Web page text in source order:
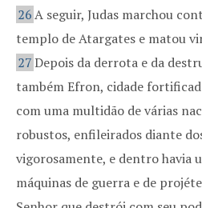
26A seguir, Judas marchou
templo de Atargates e matou
27Depois da derrota e da
também Efron, cidade
com uma multidão de várias
robustos, enfileirados diante
vigorosamente, e dentro havia
máquinas de guerra e de